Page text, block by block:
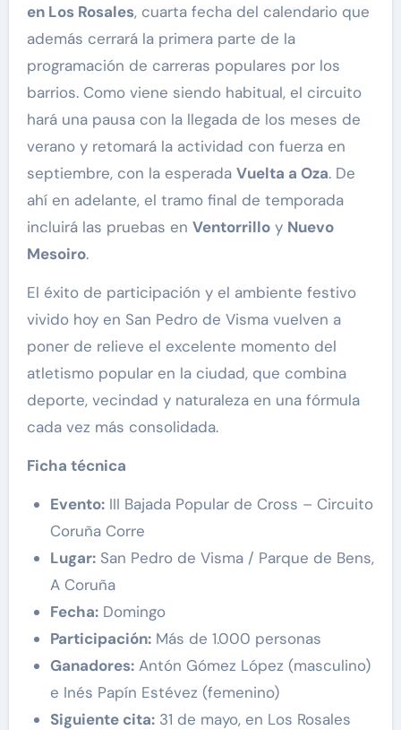
en Los Rosales, cuarta fecha del calendario que
además cerrará la primera parte de la
programación de carreras populares por los
barrios. Como viene siendo habitual, el circuito
hará una pausa con la llegada de los meses de
verano y retomará la actividad con fuerza en
septiembre, con la esperada Vuelta a Oza. De
ahí en adelante, el tramo final de temporada
incluirá las pruebas en Ventorrilloy Nuevo
Mesoiro.
El éxito de participación y el ambiente festivo
vivido hoy en San Pedro de Visma vuelven a
poner de relieve el excelente momento del
atletismo popular en la ciudad, que combina
deporte, vecindad y naturaleza en una fórmula
cada vez más consolidada.
Ficha técnica
Evento:III Bajada Popular de Cross – Circuito
Coruña Corre
Lugar:San Pedro de Visma / Parque de Bens,
A Coruña
Fecha:Domingo
Participación:Más de 1.000 personas
Ganadores:Antón Gómez López (masculino)
e Inés Papín Estévez (femenino)
Siguiente cita:31 de mayo, en Los Rosales